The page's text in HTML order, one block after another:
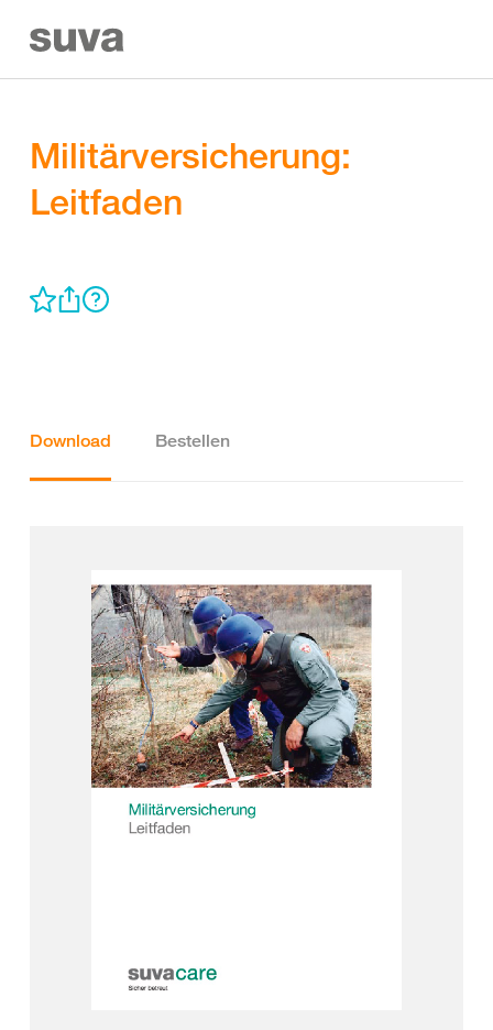
Militärversicherung:
Leitfaden
Download Bestellen